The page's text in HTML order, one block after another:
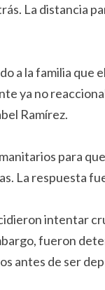
La distancia
a la familia
ya no
Ramírez.
para
La respuesta
intentar
fueron
antes de ser